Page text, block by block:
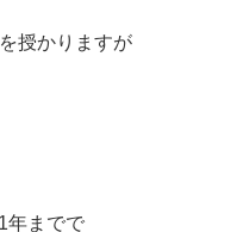
授かりますが
年までで